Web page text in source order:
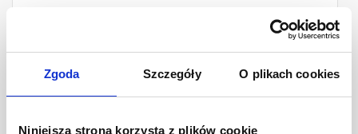
Zgoda Szczegóły O plikach cookies
Niniejsza strona korzysta z plików cookie
Doskonale nadają się jako przekąska, przystawka lub
idealne wykończenie Martini.